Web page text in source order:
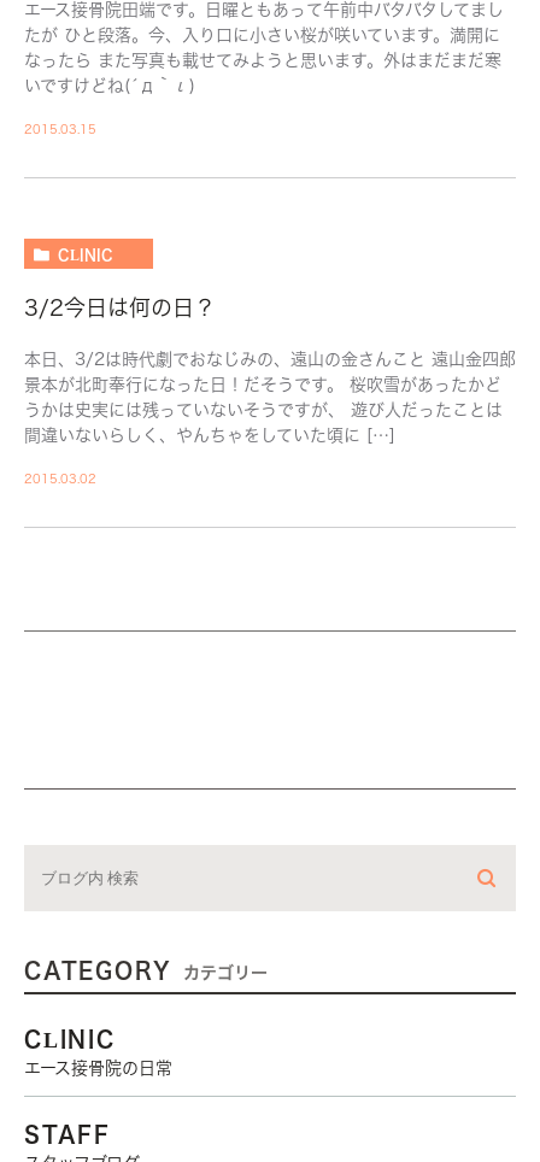
エース接骨院田端です。日曜ともあって午前中バタバタしてまし
たが ひと段落。今、入り口に小さい桜が咲いています。満開に
なったら また写真も載せてみようと思います。外はまだまだ寒
いですけどね(´д｀ι)
2015.03.15
CLINIC
3/2今日は何の日？
本日、3/2は時代劇でおなじみの、遠山の金さんこと 遠山金四郎
景本が北町奉行になった日！だそうです。 桜吹雪があったかど
うかは史実には残っていないそうですが、 遊び人だったことは
間違いないらしく、やんちゃをしていた頃に […]
2015.03.02
CATEGORY カテゴリー
CLINIC
エース接骨院の日常
STAFF